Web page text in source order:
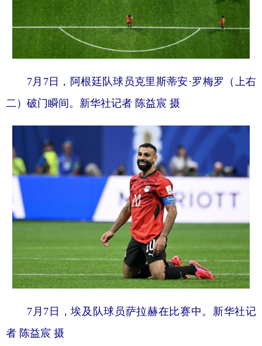
7月7日，阿根廷队球员克里斯蒂安·罗梅罗（上右
二）破门瞬间。新华社记者 陈益宸 摄
7月7日，埃及队球员萨拉赫在比赛中。新华社记
者 陈益宸 摄